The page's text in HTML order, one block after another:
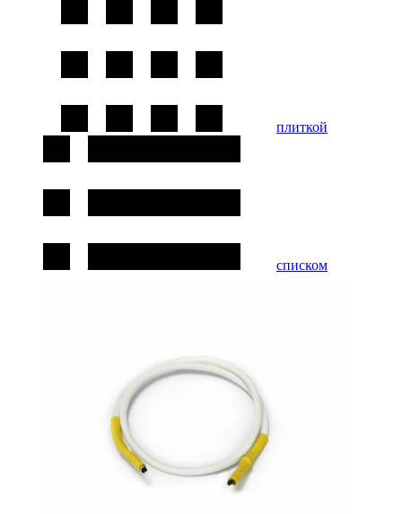
плиткой
списком